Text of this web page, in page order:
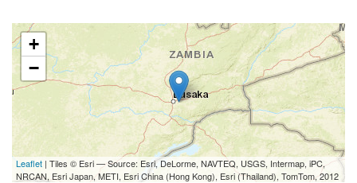
+
−
Leaflet | Tiles © Esri — Source: Esri, DeLorme, NAVTEQ, USGS, Intermap, iPC,
NRCAN, Esri Japan, METI, Esri China (Hong Kong), Esri (Thailand), TomTom, 2012